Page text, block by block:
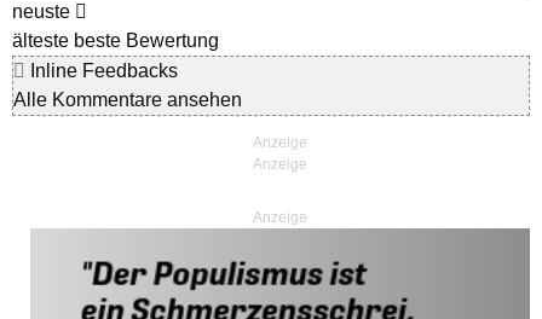
neuste
älteste beste Bewertung
Inline Feedbacks
Alle Kommentare ansehen
Anzeige